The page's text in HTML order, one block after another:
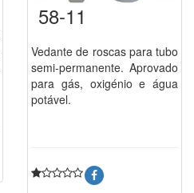
58-11
Vedante de roscas para tubo
semi-permanente. Aprovado
para gás, oxigénio e água
potável.